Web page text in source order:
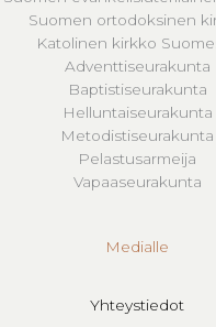
Suomen ortodoksinen
Katolinen kirkko
Adventtiseurakunta
Baptistiseurakunta
Helluntaiseurakunta
Metodistiseurakunta
Pelastusarmeija
Vapaaseurakunta
Medialle
Yhteystiedot